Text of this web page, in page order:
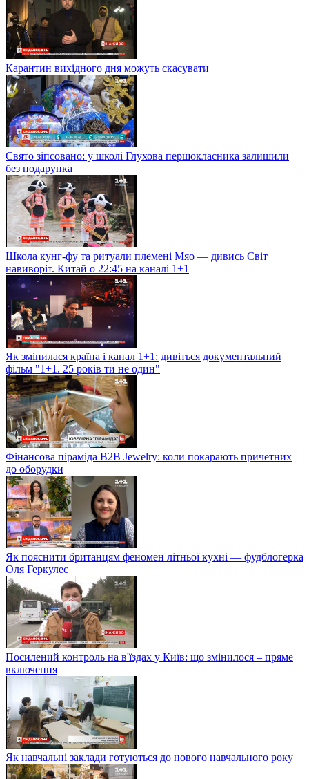
Карантин вихідного дня можуть скасувати
Свято зіпсовано: у школі Глухова першокласника залишили
без подарунка
Школа кунг-фу та ритуали племені Мяо — дивись Світ
навиворіт. Китай о 22:45 на каналі 1+1
Як змінилася країна і канал 1+1: дивіться документальний
фільм "1+1. 25 років ти не один"
Фінансова піраміда B2B Jewelry: коли покарають причетних
до оборудки
Як пояснити британцям феномен літньої кухні — фудблогерка
Оля Геркулес
Посилений контроль на в'їздах у Київ: що змінилося – пряме
включення
Як навчальні заклади готуються до нового навчального року